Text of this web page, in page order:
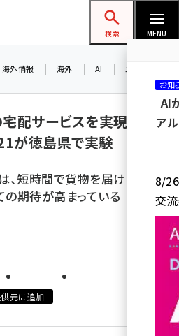
ョップ担当者フォーラム
検索 MENU
海外情報 海外 AI メタバース
配サービスを実現へ、国
が徳島県で実験
、短時間で貨物を届けること
の期待が高まっている
元に追加
お知
AI
ア
8/26
交